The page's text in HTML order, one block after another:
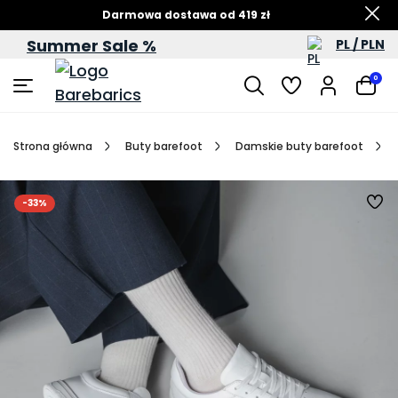
Darmowa dostawa od 419 zł
Letnia wyprzedaż – do -60%
Summer Sale % PL / PLN
0
Strona główna Buty barefoot Damskie buty barefoot
-33%